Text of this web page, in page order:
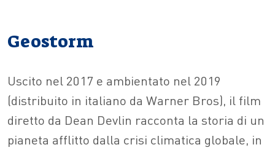
Geostorm
Uscito nel 2017 e ambientato nel 2019
(distribuito in italiano da Warner Bros), il film
diretto da Dean Devlin racconta la storia di un
pianeta afflitto dalla crisi climatica globale, in